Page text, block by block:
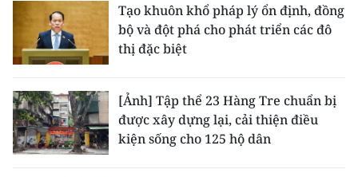
Tạo khuôn khổ pháp lý ổn định, đồng
bộ và đột phá cho phát triển các đô
thị đặc biệt
[Ảnh] Tập thể 23 Hàng Tre chuẩn bị
được xây dựng lại, cải thiện điều
kiện sống cho 125 hộ dân